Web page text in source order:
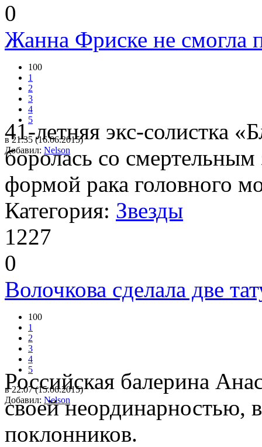
0
Жанна Фриске не смогла
100
1
2
3
4
5
в 21:35 (16.06.2015)
Добавил: Nelson
41-летняя экс-солистка
боролась со
формой рака головного
Категория: Звезды
1227
0
Волочкова сделала две
100
1
2
3
4
5
в 22:07 (15.06.2015)
Добавил: Nelson
Российская балерина
своей неординарностью,
поклонников.